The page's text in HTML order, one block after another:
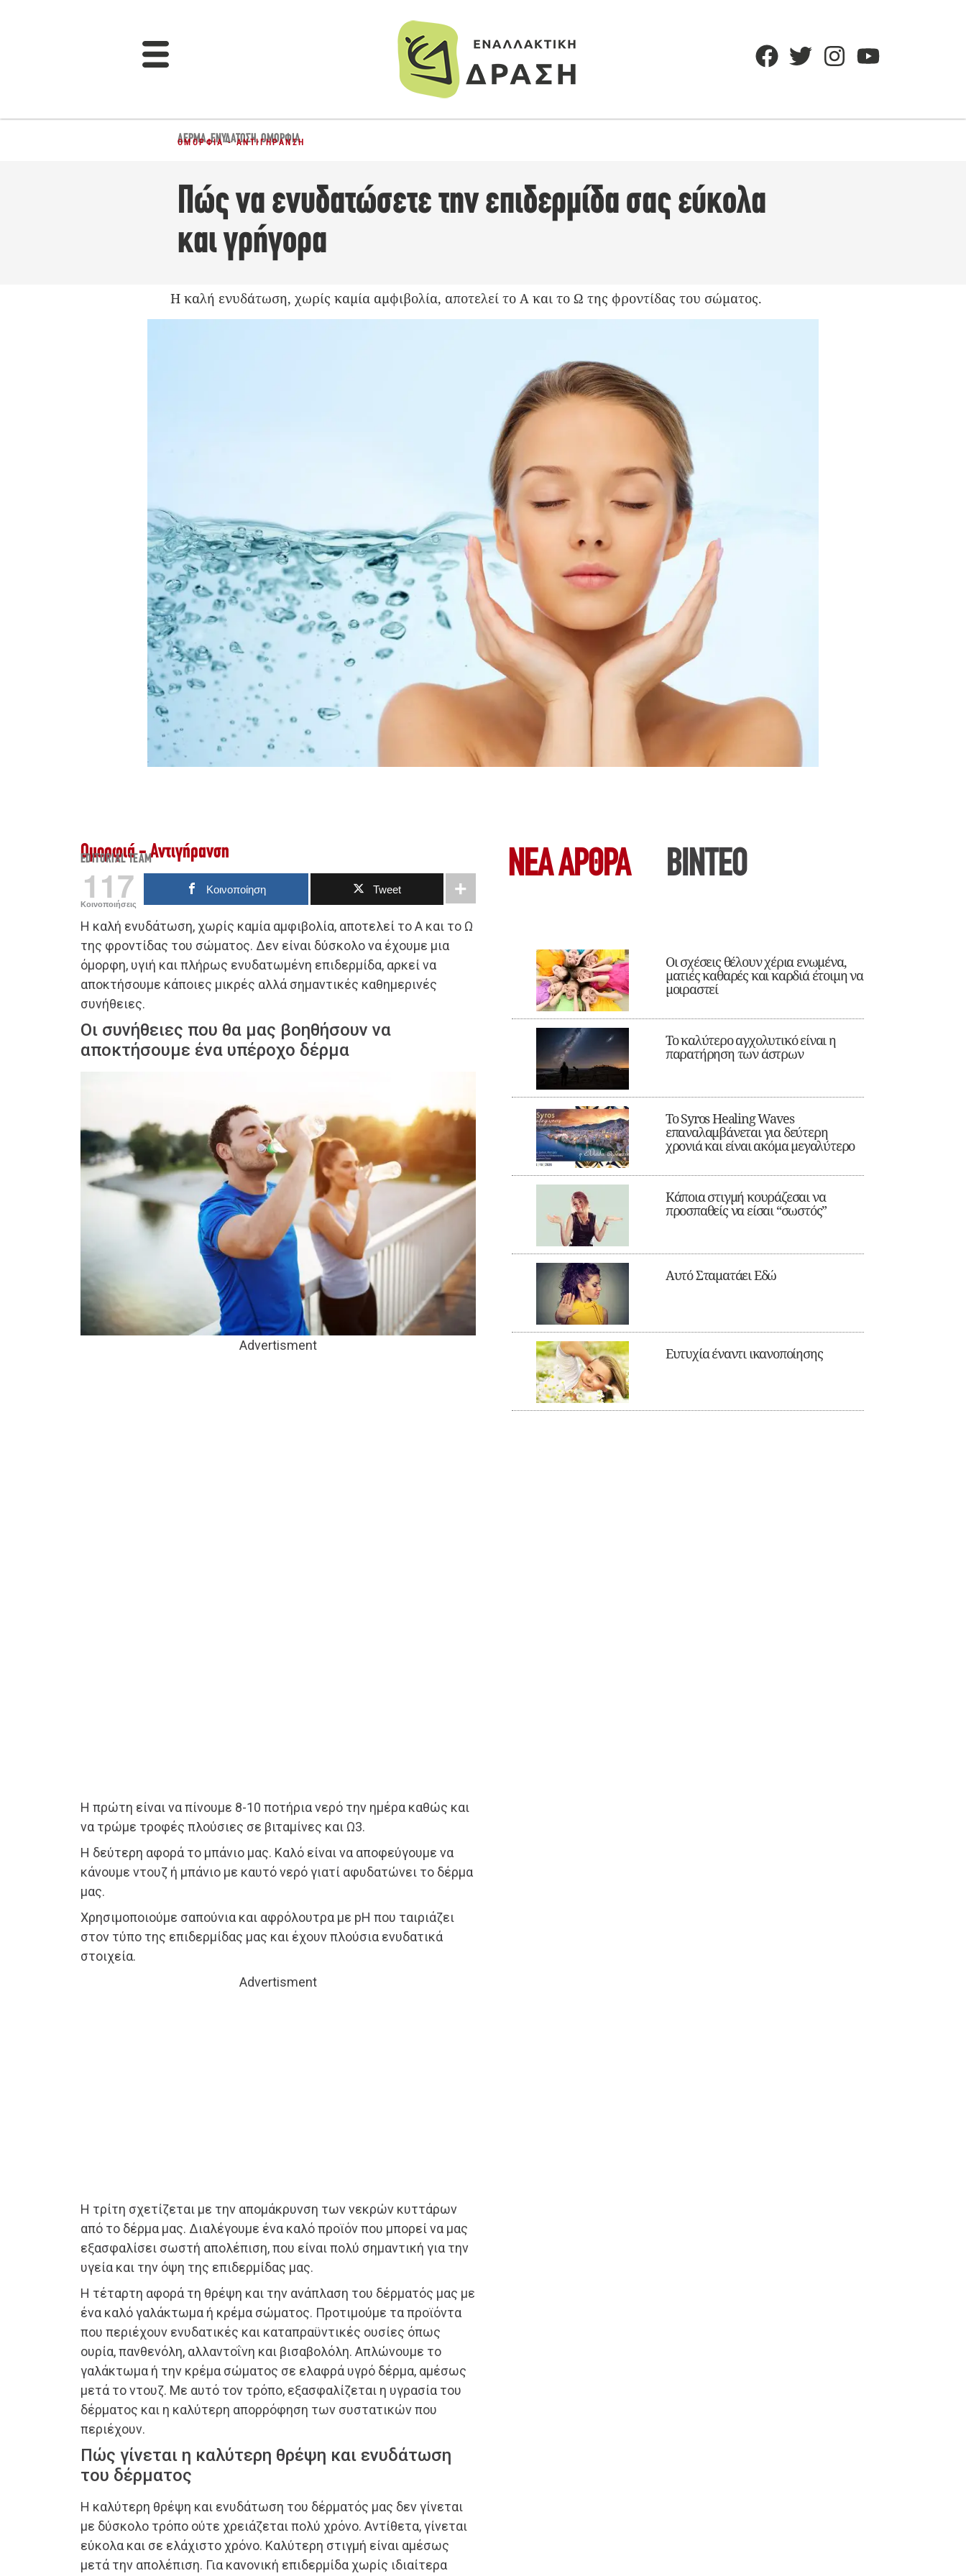
ΔΈΡΜΑ,ΕΝΥΔΆΤΩΣΗ,ΟΜΟΡΦΙΆ
ΟΜΟΡΦΙΆ - ΑΝΤΙΓΉΡΑΝΣΗ
Πώς να ενυδατώσετε την επιδερμίδα σας εύκολα
και γρήγορα
Η καλή ενυδάτωση, χωρίς καμία αμφιβολία, αποτελεί το Α και το Ω της φροντίδας του σώματος.
Ομορφιά - Αντιγήρανση
EDITORIAL TEAM
117
Κοινοποιήσεις
Κοινοποίηση Tweet
Η καλή ενυδάτωση, χωρίς καμία αμφιβολία, αποτελεί το Α και το Ω
της φροντίδας του σώματος. Δεν είναι δύσκολο να έχουμε μια
όμορφη, υγιή και πλήρως ενυδατωμένη επιδερμίδα, αρκεί να
αποκτήσουμε κάποιες μικρές αλλά σημαντικές καθημερινές
συνήθειες.
Οι συνήθειες που θα μας βοηθήσουν να
αποκτήσουμε ένα υπέροχο δέρμα
Advertisment
Η πρώτη είναι να πίνουμε 8-10 ποτήρια νερό την ημέρα καθώς και
να τρώμε τροφές πλούσιες σε βιταμίνες και Ω3.
Η δεύτερη αφορά το μπάνιο μας. Καλό είναι να αποφεύγουμε να
κάνουμε ντουζ ή μπάνιο με καυτό νερό γιατί αφυδατώνει το δέρμα
μας.
Χρησιμοποιούμε σαπούνια και αφρόλουτρα με pH που ταιριάζει
στον τύπο της επιδερμίδας μας και έχουν πλούσια ενυδατικά
στοιχεία.
Advertisment
Η τρίτη σχετίζεται με την απομάκρυνση των νεκρών κυττάρων
από το δέρμα μας. Διαλέγουμε ένα καλό προϊόν που μπορεί να μας
εξασφαλίσει σωστή απολέπιση, που είναι πολύ σημαντική για την
υγεία και την όψη της επιδερμίδας μας.
Η τέταρτη αφορά τη θρέψη και την ανάπλαση του δέρματός μας με
ένα καλό γαλάκτωμα ή κρέμα σώματος. Προτιμούμε τα προϊόντα
που περιέχουν ενυδατικές και καταπραϋντικές ουσίες όπως
ουρία, πανθενόλη, αλλαντοΐνη και βισαβολόλη. Απλώνουμε το
γαλάκτωμα ή την κρέμα σώματος σε ελαφρά υγρό δέρμα, αμέσως
μετά το ντουζ. Με αυτό τον τρόπο, εξασφαλίζεται η υγρασία του
δέρματος και η καλύτερη απορρόφηση των συστατικών που
περιέχουν.
Πώς γίνεται η καλύτερη θρέψη και ενυδάτωση
του δέρματος
Η καλύτερη θρέψη και ενυδάτωση του δέρματός μας δεν γίνεται
με δύσκολο τρόπο ούτε χρειάζεται πολύ χρόνο. Αντίθετα, γίνεται
εύκολα και σε ελάχιστο χρόνο. Καλύτερη στιγμή είναι αμέσως
μετά την απολέπιση. Για κανονική επιδερμίδα χωρίς ιδιαίτερα
ΝΕΑ ΆΡΘΡΑ ΒΙΝΤΕΟ
Οι σχέσεις θέλουν χέρια ενωμένα,
ματιές καθαρές και καρδιά έτοιμη να
μοιραστεί
Το καλύτερο αγχολυτικό είναι η
παρατήρηση των άστρων
Το Syros Healing Waves
επαναλαμβάνεται για δεύτερη
χρονιά και είναι ακόμα μεγαλύτερο
Κάποια στιγμή κουράζεσαι να
προσπαθείς να είσαι “σωστός”
Αυτό Σταματάει Εδώ
Ευτυχία έναντι ικανοποίησης